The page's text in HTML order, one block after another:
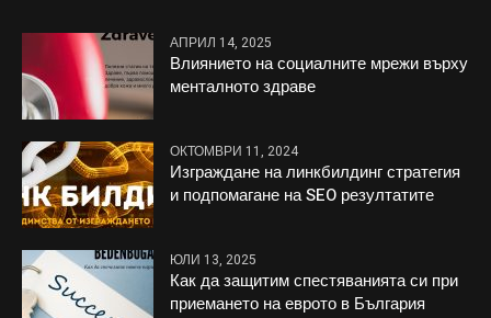
АПРИЛ 14, 2025
Влиянието на социалните мрежи върху
менталното здраве
ОКТОМВРИ 11, 2024
Изграждане на линкбилдинг стратегия
и подпомагане на SEO резултатите
ЮЛИ 13, 2025
Как да защитим спестяванията си при
приемането на еврото в България